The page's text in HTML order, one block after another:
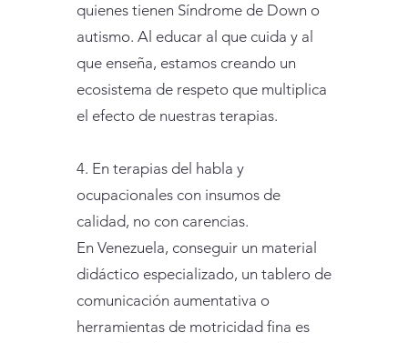
quienes tienen Síndrome de Down o
autismo. Al educar al que cuida y al
que enseña, estamos creando un
ecosistema de respeto que multiplica
el efecto de nuestras terapias.
4. En terapias del habla y
ocupacionales con insumos de
calidad, no con carencias.
En Venezuela, conseguir un material
didáctico especializado, un tablero de
comunicación aumentativa o
herramientas de motricidad fina es